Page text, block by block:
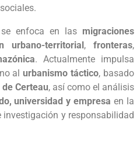
enfoca en las migraciones
urbano-territorial, fronteras,
. Actualmente impulsa
alurbanismo táctico, basado
Certeau, así como el análisis
universidad y empresa en la
y responsabilidad